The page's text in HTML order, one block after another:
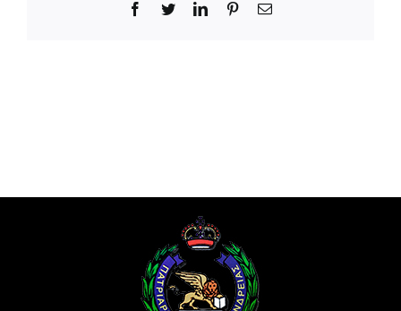
Facebook
TwitterLinkedInPinterestEmail